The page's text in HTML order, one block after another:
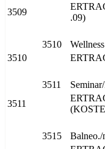
3509
.09)
3510
3510
3511
3511
3515 Balneo./